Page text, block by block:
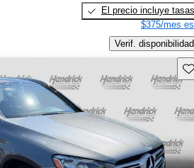
El precio incluye tasas
$375/mes
Verif. disponibilidad